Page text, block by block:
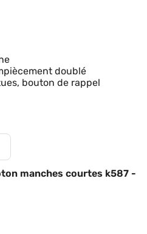
doublé
bouton de rappel
manches courtes k587 -